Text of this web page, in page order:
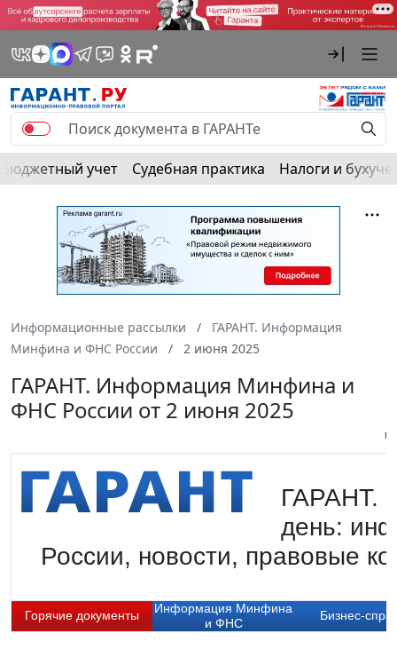
Бюджетный учет Судебная практика Налоги и
Информационные рассылки
ГАРАНТ. Информация
Минфина и ФНС России
2 июня 2025
ГАРАНТ. Информация Минфина и
ФНС России от 2 июня 2025
ГАРАНТ.
день:
России, новости, правовые
Горячие документы
Информация Минфина
и ФНС
Бизнес-